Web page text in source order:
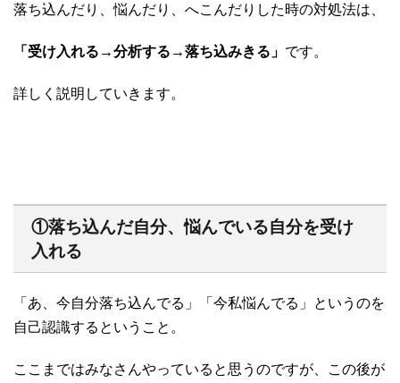
落ち込んだり、悩んだり、へこんだりした時の対処法は、
「受け入れる→分析する→落ち込みきる」 です。
詳しく説明していきます。
①落ち込んだ自分、悩んでいる自分を受け
入れる
「あ、今自分落ち込んでる」「今私悩んでる」というのを
自己認識するということ。
ここまではみなさんやっていると思うのですが、この後が